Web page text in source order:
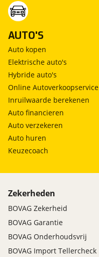
AUTO'S
Auto kopen
Elektrische auto's
Hybride auto's
Online Autoverkoopservice
Inruilwaarde berekenen
Auto financieren
Auto verzekeren
Auto huren
Keuzecoach
Zekerheden
BOVAG Zekerheid
BOVAG Garantie
BOVAG Onderhoudsvrij
BOVAG Import Tellercheck